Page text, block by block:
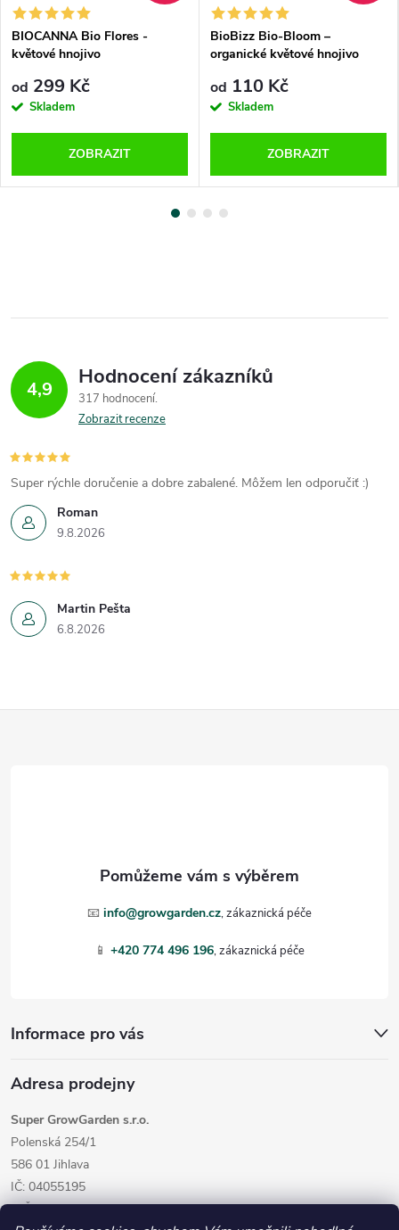
BIOCANNA Bio Flores -
květové hnojivo
od 299 Kč
Skladem
ZOBRAZIT
BioBizz Bio-Bloom –
organické květové hnojivo
od 110 Kč
Skladem
ZOBRAZIT
4,9 Hodnocení zákazníků
317 hodnocení
Zobrazit recenze
Roman
9.8.2026
Super rýchle doručenie a dobre zabalené. Môžem len odporučiť :)
Martin Pešta
6.8.2026
📧 info@growgarden.cz
📱 +420 774 496 196
Informace pro vás
Adresa prodejny
Super GrowGarden s.r.o.
Polenská 254/1
586 01 Jihlava
IČ: 04055195
DIČ: CZ04055195